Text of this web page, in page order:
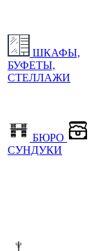
ШКАФЫ,
БУФЕТЫ,
СТЕЛЛАЖИ
БЮРО
СУНДУКИ